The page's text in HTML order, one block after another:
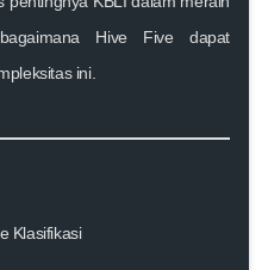
Hive Five dapat
ini.
Klasifikasi